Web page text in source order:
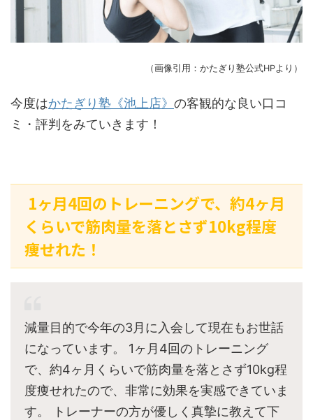
（画像引用：かたぎり塾公式HPより）
今度はかたぎり塾《池上店》 の客観的な良い口コ
ミ・評判をみていきます！
1ヶ月4回のトレーニングで、約4ヶ月
くらいで筋肉量を落とさず10kg程度
痩せれた！
減量目的で今年の3月に入会して現在もお世話
になっています。 1ヶ月4回のトレーニング
で、約4ヶ月くらいで筋肉量を落とさず10kg程
度痩せれたので、非常に効果を実感できていま
す。 トレーナーの方が優しく真摯に教えて下